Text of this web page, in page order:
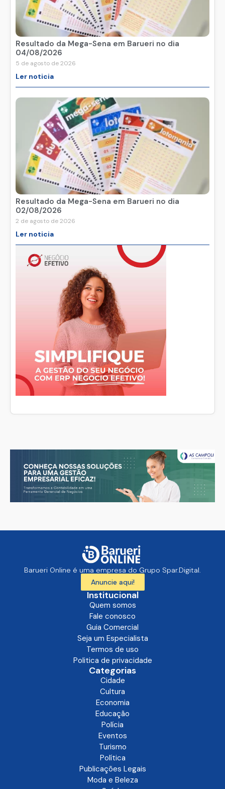
Resultado da Mega-Sena em Barueri no dia
04/08/2026
5 de agosto de 2026
Ler noticia
Resultado da Mega-Sena em Barueri no dia
02/08/2026
2 de agosto de 2026
Ler noticia
Barueri Online é uma empresa do Grupo Spar.Digital.
Anuncie aqui!
Institucional
Quem somos
Fale conosco
Guia Comercial
Seja um Especialista
Termos de uso
Politica de privacidade
Categorias
Cidade
Cultura
Economia
Educação
Polícia
Eventos
Turismo
Política
Publicações Legais
Moda e Beleza